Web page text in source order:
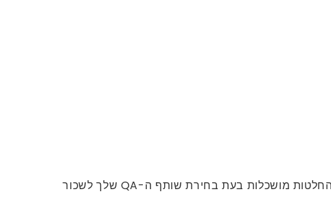
מדריך מקיף זה מתעמק במיומנויות המתקדמות המייחדות צוותי QA מיקור חוץ מהשורה הראשונה, ומאפשר לך לקבל החלטות מושכלות בעת בחירת שותף ה-QA שלך לשכור